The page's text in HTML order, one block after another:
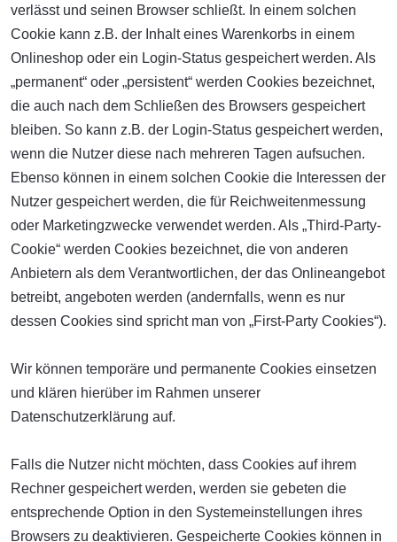
verlässt und seinen Browser schließt. In einem solchen
Cookie kann z.B. der Inhalt eines Warenkorbs in einem
Onlineshop oder ein Login-Status gespeichert werden. Als
„permanent“ oder „persistent“ werden Cookies bezeichnet,
die auch nach dem Schließen des Browsers gespeichert
bleiben. So kann z.B. der Login-Status gespeichert werden,
wenn die Nutzer diese nach mehreren Tagen aufsuchen.
Ebenso können in einem solchen Cookie die Interessen der
Nutzer gespeichert werden, die für Reichweitenmessung
oder Marketingzwecke verwendet werden. Als „Third-Party-
Cookie“ werden Cookies bezeichnet, die von anderen
Anbietern als dem Verantwortlichen, der das Onlineangebot
betreibt, angeboten werden (andernfalls, wenn es nur
dessen Cookies sind spricht man von „First-Party Cookies“).
Wir können temporäre und permanente Cookies einsetzen
und klären hierüber im Rahmen unserer
Datenschutzerklärung auf.
Falls die Nutzer nicht möchten, dass Cookies auf ihrem
Rechner gespeichert werden, werden sie gebeten die
entsprechende Option in den Systemeinstellungen ihres
Browsers zu deaktivieren. Gespeicherte Cookies können in